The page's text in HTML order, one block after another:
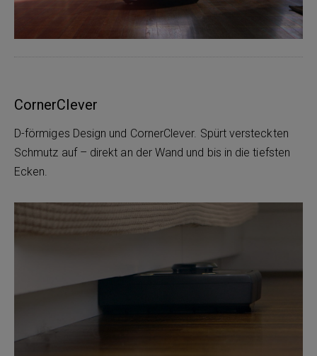
CornerClever
D-förmiges Design und CornerClever. Spürt versteckten
Schmutz auf – direkt an der Wand und bis in die tiefsten
Ecken.